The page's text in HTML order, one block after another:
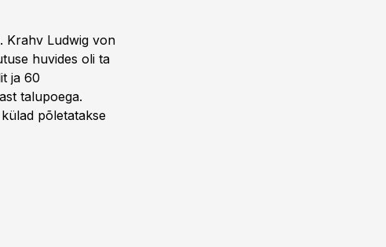
Krahv Ludwig von
huvides oli ta
ja 60
talu­poega.
põletatakse